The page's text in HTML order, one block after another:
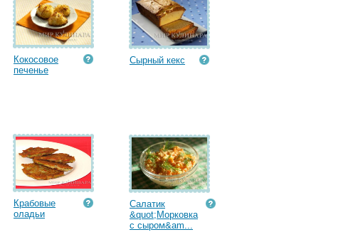
Кокосовое
печенье
Сырный кекс
Крабовые
оладьи
Салатик
&quot;Морковка
с сыром&am...